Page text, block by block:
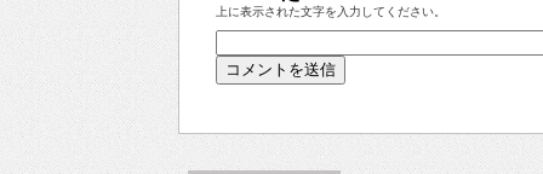
上に表示された文字を入力してください。